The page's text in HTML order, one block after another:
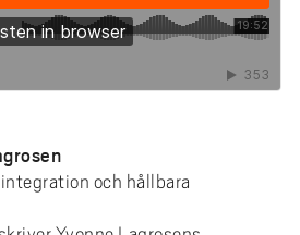
och hållbara